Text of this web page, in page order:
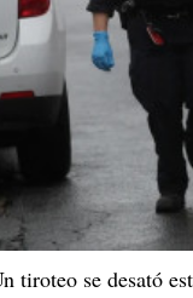
tiroteo se desató